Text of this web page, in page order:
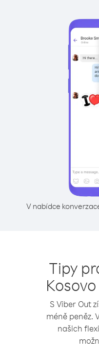
V nabídce
Tipy
S Viber Out
méně peněz.
našich